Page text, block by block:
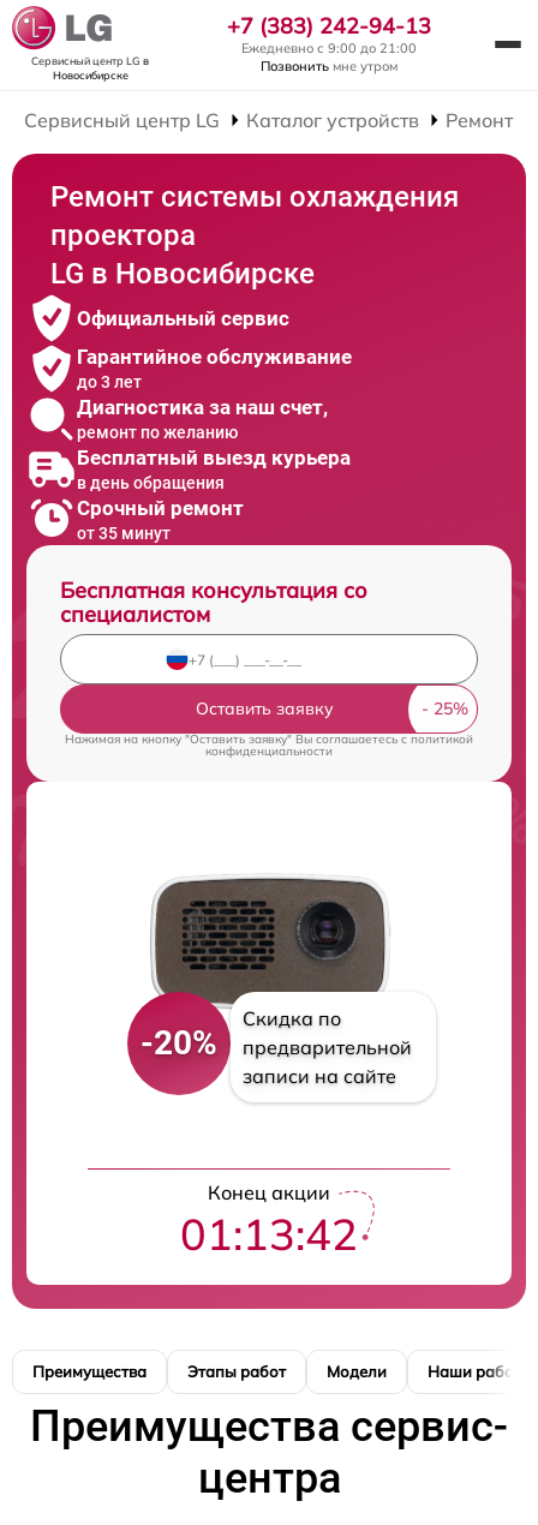
Сервисный центр LG в
Новосибирске
+7 (383) 242-94-13
Ежедневно с 9:00 до 21:00
Позвонить мне утром
Сервисный центр LG Каталог устройств Ремонт
Ремонт системы охлаждения
проектора
LG в Новосибирске
Официальный сервис
Гарантийное обслуживание
до 3 лет
Диагностика за наш счет,
ремонт по желанию
Бесплатный выезд курьера
в день обращения
Срочный ремонт
от 35 минут
Бесплатная консультация со
специалистом
Оставить заявку
Нажимая на кнопку "Оставить заявку" Вы соглашаетесь cполитикой
конфиденциальности
-20%
Скидка по
предварительной
записи на сайте
Конец акции
01:13:41
Преимущества Этапы работ Модели Наши работы
Преимущества сервис-
центра